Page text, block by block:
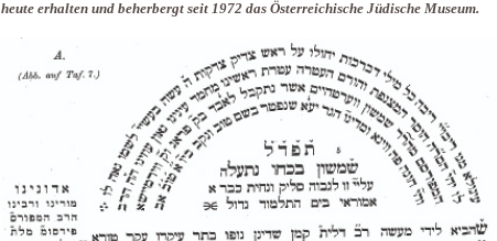
heute erhalten und beherbergt seit 1972 das Österreichische Jüdische Museum.